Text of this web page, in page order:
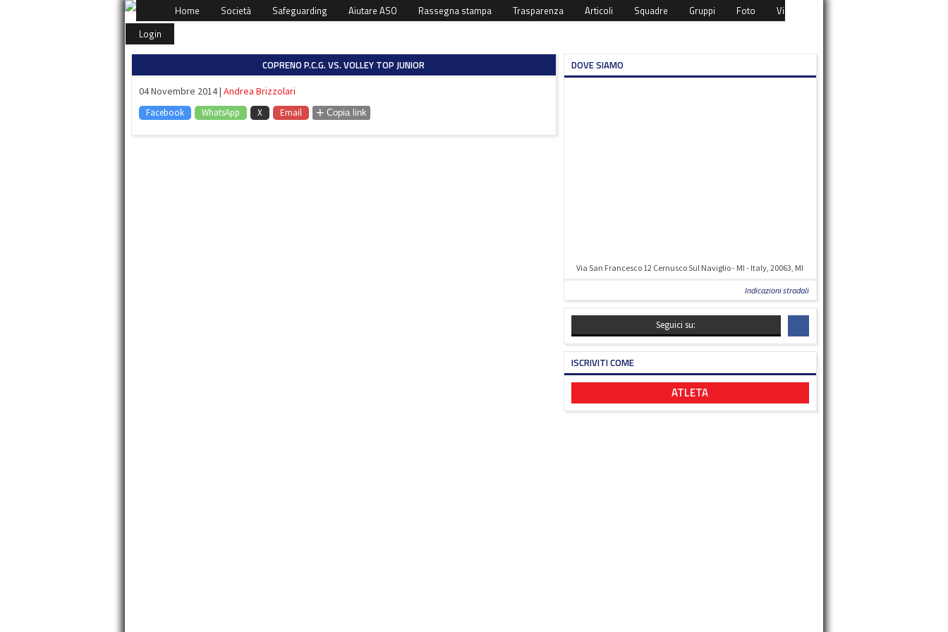
Home Società Safeguarding Aiutare ASO Rassegna stampa Trasparenza Articoli Squadre Gruppi Foto Video
Login
COPRENO P.C.G. VS. VOLLEY TOP JUNIOR
04 Novembre 2014 | Andrea Brizzolari
Facebook WhatsApp X Email + Copia link
DOVE SIAMO
Via San Francesco 12 Cernusco Sul Naviglio - MI - Italy, 20063, MI
Indicazioni stradali
Seguici su:
ISCRIVITI COME
ATLETA